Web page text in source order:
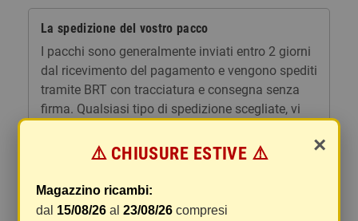
La spedizione del vostro pacco
I pacchi sono generalmente inviati entro 2 giorni
dal ricevimento del pagamento e vengono spediti
tramite BRT con tracciatura e consegna senza
firma. Qualsiasi tipo di spedizione scegliate, vi
gestione e imballaggio e le spese postali. I costi
di gestione sono fissi, mentre i costi di trasporto
×
⚠️ CHIUSURE ESTIVE ⚠️
Magazzino ricambi:
dal 15/08/26 al23/08/26 compresi